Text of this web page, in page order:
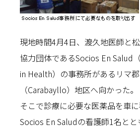
現地時間4月4日、渡久地医師と
協力団体であるSocios En Salud
in Health）の事務所があるリマ
（Carabayllo）地区へ向かった。
そこで診療に必要な医薬品を車に
Socios En Saludの看護師1名と